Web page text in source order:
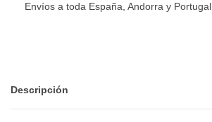
Envíos a toda España, Andorra y Portugal.
Descripción